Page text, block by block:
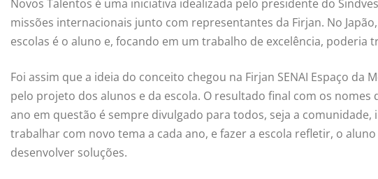
Novos Talentos é uma iniciativa idealizada pelo presidente do
missões internacionais junto com representantes da Firjan. No
escolas é o aluno e, focando em um trabalho de excelência,
Foi assim que a ideia do conceito chegou na Firjan SENAI Espaço da
pelo projeto dos alunos e da escola. O resultado final com os
ano em questão é sempre divulgado para todos, seja a
trabalhar com novo tema a cada ano, e fazer a escola refletir, o
desenvolver soluções.